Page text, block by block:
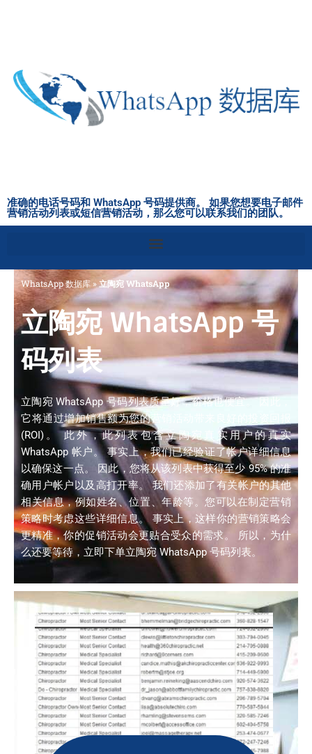
准确的电话号码和 WhatsApp 号码提供商。 如果您想要电子邮件
营销活动列表或短信营销活动，那么您可以联系我们的团队。
WhatsApp 数据库 »立陶宛 WhatsApp
立陶宛 WhatsApp 号
码列表
立陶宛 WhatsApp 号码列表质量好，价格也便宜。 因此，
它将通过增加销售额为您的营销活动带来良好的投资回报
(ROI)。 此外，此列表包含立陶宛真实用户的真实
WhatsApp 帐户。 事实上，我们已经验证了帐户详细信息
以确保这一点。 因此，您将从该列表中获得至少 95% 的准
确用户帐户以及高打开率。 我们还添加了有关帐户的其他
相关信息，例如姓名、位置、年龄等。您可以在制定营销
策略时考虑这些详细信息。 事实上，这样你的营销策略会
更精准，你的促销活动会更贴合受众的需求。 所以，为什
么还要等待，立即下单立陶宛 WhatsApp 号码列表。